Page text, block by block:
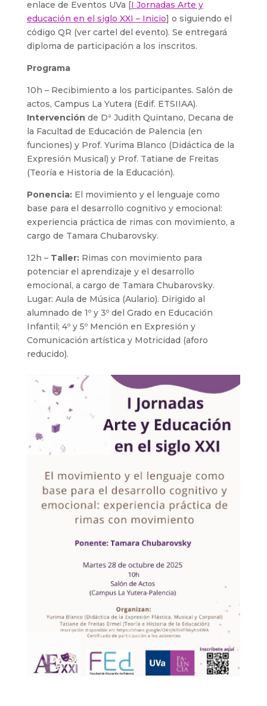
enlace de Eventos UVa [I Jornadas Arte y
educación en el siglo XXI – Inicio] o siguiendo el
código QR (ver cartel del evento). Se entregará
diploma de participación a los inscritos.
Programa
10h – Recibimiento a los participantes. Salón de
actos, Campus La Yutera (Edif. ETSIIAA).
Intervención de Dª Judith Quintano, Decana de
la Facultad de Educación de Palencia (en
funciones) y Prof. Yurima Blanco (Didáctica de la
Expresión Musical) y Prof. Tatiane de Freitas
(Teoría e Historia de la Educación).
Ponencia:El movimiento y el lenguaje como
base para el desarrollo cognitivo y emocional:
experiencia práctica de rimas con movimiento, a
cargo de Tamara Chubarovsky.
12h –Taller: Rimas con movimiento para
potenciar el aprendizaje y el desarrollo
emocional, a cargo de Tamara Chubarovsky.
Lugar: Aula de Música (Aulario). Dirigido al
alumnado de 1º y 3º del Grado en Educación
Infantil; 4º y 5º Mención en Expresión y
Comunicación artística y Motricidad (aforo
reducido).